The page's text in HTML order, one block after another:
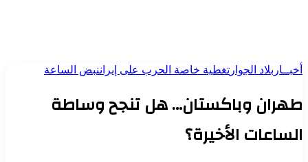
أخبــار بلاد الجوار تغطية خاصة الحرب على إيراننبض الساعة
طهران وباكستان… هل تنجح وساطة
الساعات الأخيرة؟